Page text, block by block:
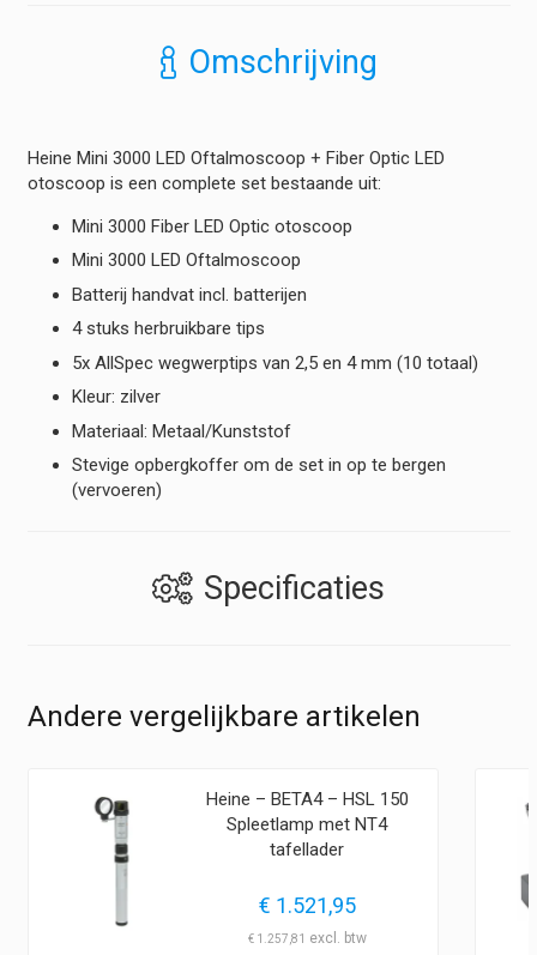
-
Combi
hoeveelheid
Omschrijving
Heine Mini 3000 LED Oftalmoscoop + Fiber Optic LED
otoscoop is een complete set bestaande uit:
Mini 3000 Fiber LED Optic otoscoop
Mini 3000 LED Oftalmoscoop
Batterij handvat incl. batterijen
4 stuks herbruikbare tips
5x AllSpec wegwerptips van 2,5 en 4 mm (10 totaal)
Kleur: zilver
Materiaal: Metaal/Kunststof
Stevige opbergkoffer om de set in op te bergen
(vervoeren)
Specificaties
Andere vergelijkbare artikelen
Heine – BETA4 – HSL 150
Spleetlamp met NT4
tafellader
€ 1.521,95
€1.257,81